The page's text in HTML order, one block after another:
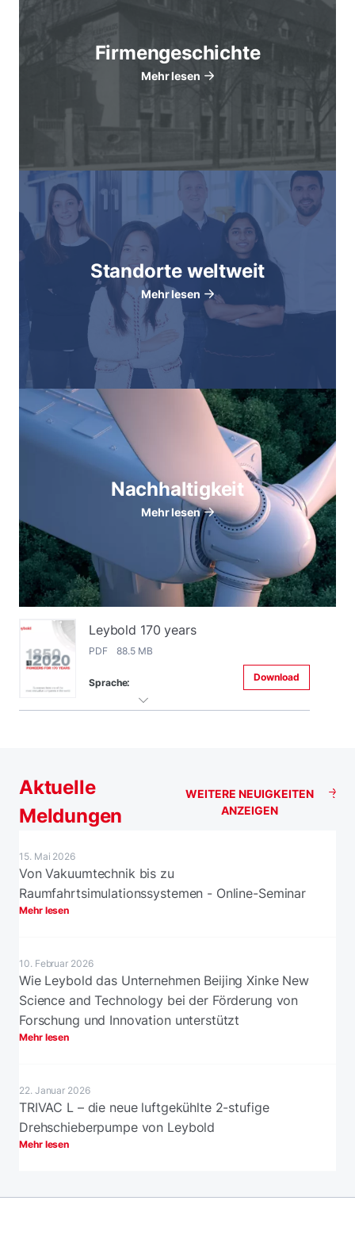
Firmengeschichte
Mehr lesen
Standorte weltweit
Mehr lesen
Nachhaltigkeit
Mehr lesen
Leybold 170 years
PDF 88.5 MB
Sprache: Download
Aktuelle
Meldungen
WEITERE NEUIGKEITEN
ANZEIGEN
15. Mai 2026
Von Vakuumtechnik bis zu
Raumfahrtsimulationssystemen - Online-Seminar
Mehr lesen
10. Februar 2026
Wie Leybold das Unternehmen Beijing Xinke New
Science and Technology bei der Förderung von
Forschung und Innovation unterstützt
Mehr lesen
22. Januar 2026
TRIVAC L – die neue luftgekühlte 2-stufige
Drehschieberpumpe von Leybold
Mehr lesen